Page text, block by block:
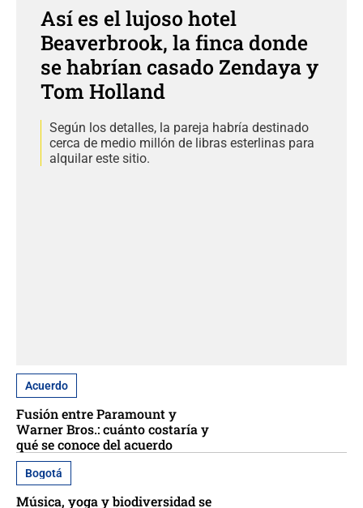
Así es el lujoso hotel
Beaverbrook, la finca donde
se habrían casado Zendaya y
Tom Holland
Según los detalles, la pareja habría destinado
cerca de medio millón de libras esterlinas para
alquilar este sitio.
Acuerdo
Fusión entre Paramount y
Warner Bros.: cuánto costaría y
qué se conoce del acuerdo
Bogotá
Música, yoga y biodiversidad se